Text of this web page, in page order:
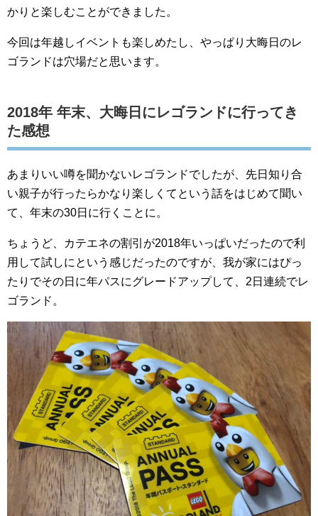
かりと楽しむことができました。
今回は年越しイベントも楽しめたし、やっぱり大晦日のレ
ゴランドは穴場だと思います。
2018年 年末、大晦日にレゴランドに行ってき
た感想
あまりいい噂を聞かないレゴランドでしたが、先日知り合
い親子が行ったらかなり楽しくてという話をはじめて聞い
て、年末の30日に行くことに。
ちょうど、カテエネの割引が2018年いっぱいだったので利
用して試しにという感じだったのですが、我が家にはぴっ
たりでその日に年パスにグレードアップして、2日連続でレ
ゴランド。